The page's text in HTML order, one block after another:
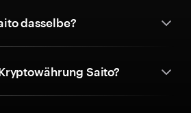
dasselbe?
Saito?